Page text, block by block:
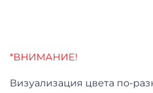
*ВНИМАНИЕ!
Визуализация цвета по-